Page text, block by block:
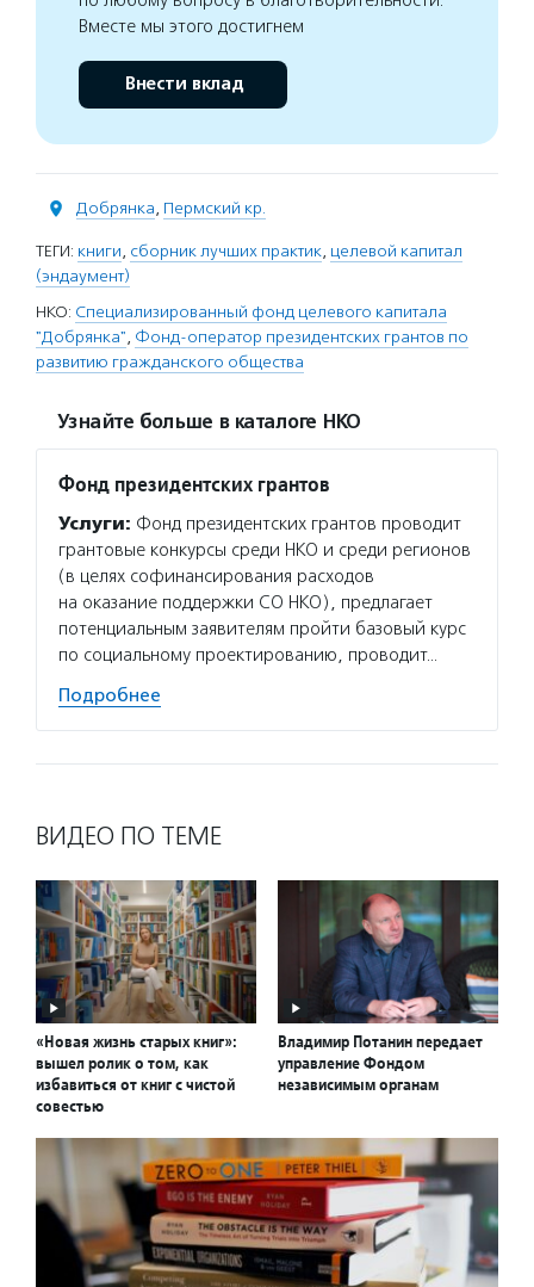
Вместе мы этого достигнем
Внести вклад
Добрянка, Пермский кр.
ТЕГИ: книги, сборник лучших практик, целевой капитал
(эндаумент)
НКО: Специализированный фонд целевого капитала
"Добрянка", Фонд-оператор президентских грантов по
развитию гражданского общества
Узнайте больше в каталоге НКО
Фонд президентских грантов
Услуги: Фонд президентских грантов проводит
грантовые конкурсы среди НКО и среди регионов
(в целях софинансирования расходов
на оказание поддержки СО НКО), предлагает
потенциальным заявителям пройти базовый курс
по социальному проектированию, проводит…
Подробнее
ВИДЕО ПО ТЕМЕ
«Новая жизнь старых книг»:
вышел ролик о том, как
избавиться от книг с чистой
совестью
Владимир Потанин передает
управление Фондом
независимым органам